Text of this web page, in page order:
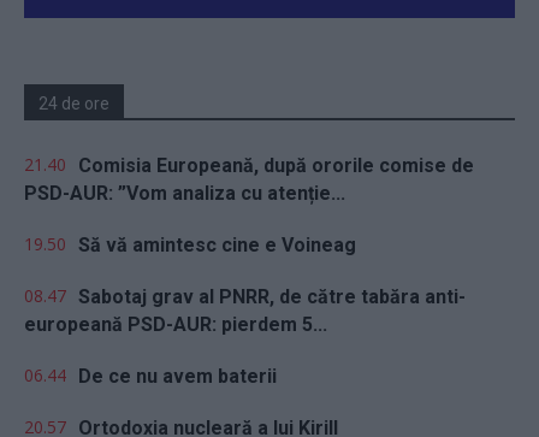
24 de ore
21.40
Comisia Europeană, după ororile comise de
PSD-AUR: ”Vom analiza cu atenție...
19.50 Să vă amintesc cine e Voineag
08.47 Sabotaj grav al PNRR, de către tabăra anti-
europeană PSD-AUR: pierdem 5...
06.44 De ce nu avem baterii
20.57 Ortodoxia nucleară a lui Kirill